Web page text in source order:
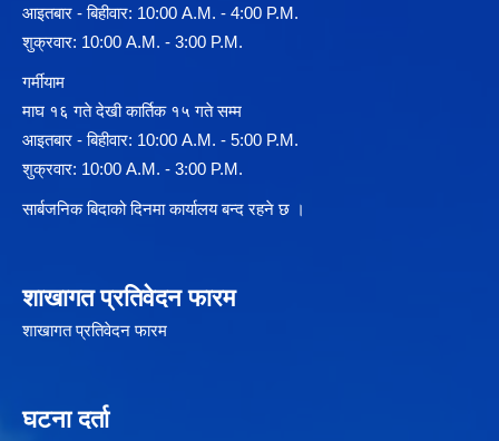
आइतबार - बिहीवार: 10:00 A.M. - 4:00 P.M.
शुक्रवार: 10:00 A.M. - 3:00 P.M.
गर्मीयाम
माघ १६ गते देखी कार्तिक १५ गते सम्म
आइतबार - बिहीवार: 10:00 A.M. - 5:00 P.M.
शुक्रवार: 10:00 A.M. - 3:00 P.M.
सार्बजनिक बिदाको दिनमा कार्यालय बन्द रहने छ ।
शाखागत प्रतिवेदन फारम
शाखागत प्रतिवेदन फारम
घटना दर्ता